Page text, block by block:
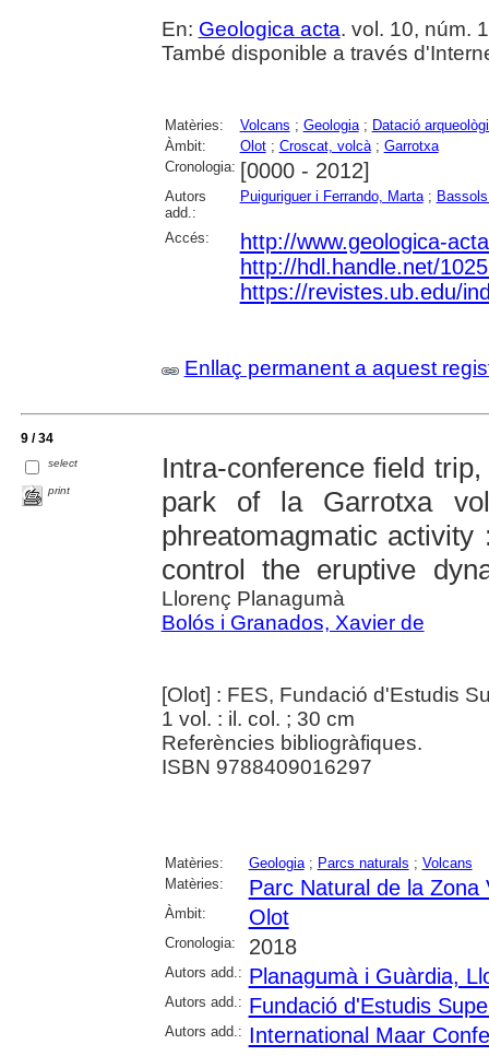
En: Geologica acta. vol. 10, núm.
També disponible a través
Matèries: Volcans ; Geologia; Datació
Àmbit:
Olot; Croscat, volcà; Garrotxa
Cronologia: [0000 - 2012]
Autors
add.:
Puiguriguer i Ferrando, Marta;
Accés:
http://www.geologica-
http://hdl.handle.net/
https://revistes.ub.edu/
Enllaç permanent a aquest
9 / 34
select
print
Intra-conference field
park of la Garrotxa
phreatomagmatic
control the eruptive
Llorenç Planagumà
Bolós i Granados, Xavier de
[Olot] : FES, Fundació d'Estudis
1 vol. : il. col. ; 30 cm
Referències bibliogràfiques.
ISBN 9788409016297
Matèries: Geologia; Parcs naturals ; Volcans
Matèries:
Parc Natural de la Zona
Àmbit: Olot
Cronologia: 2018
Autors add.: Planagumà i Guàrdia,
Autors add.: Fundació d'Estudis
Autors add.: International Maar